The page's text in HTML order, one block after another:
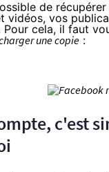
de
vidéos, vos
cela, il faut
une copie :
c'est